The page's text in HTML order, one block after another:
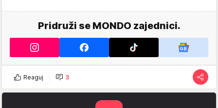
Pridruži se MONDO zajednici.
Reaguj 3